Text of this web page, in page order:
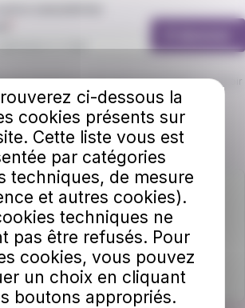
newsletter
mon email pour m’envoyer la newsletter. En savoir
vous n'êtes pas un robot.
au 04.74.85.18.51
ci-dessous la
cookies présents sur
Cette liste vous est
par catégories
techniques, de mesure
et autres cookies).
techniques ne
pas être refusés. Pour
cookies, vous pouvez
un choix en cliquant
boutons appropriés.